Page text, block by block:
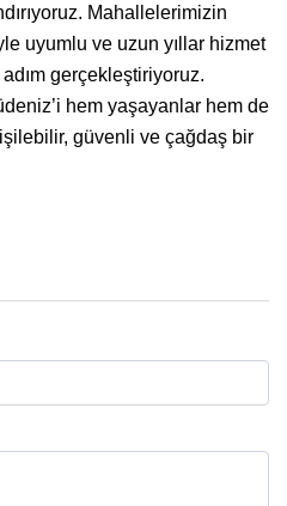
Mahallelerimizin
uyumlu ve uzun yıllar hizmet
gerçekleştiriyoruz.
hem yaşayanlar hem de
güvenli ve çağdaş bir